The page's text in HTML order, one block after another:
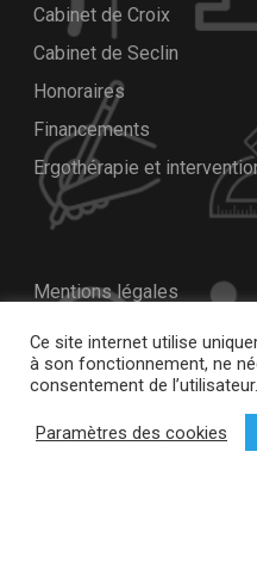
Cabinet de Croix
Cabinet de Seclin
Honoraires
Financements
Ergothérapie et
Mentions légales
Nous contacter
Prendre rendez-vous
Téléconsultations
Ce site internet utilise
à son fonctionnement, ne
consentement de l’utilisateur.
Paramètres des cookies